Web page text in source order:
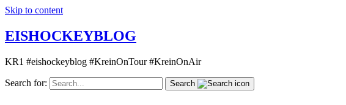
Skip to content
EISHOCKEYBLOG
KR1 #eishockeyblog #KreinOnTour #KreinOnAir
Search for: Search